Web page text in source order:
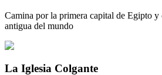
Camina por la primera capital de Egipto y
antigua del mundo
La Iglesia Colgante